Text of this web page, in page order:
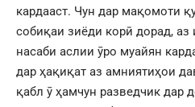
кардааст. Чун дар мақомоти
собиқаи зиёди корӣ дорад,
насаби аслии ӯро муайян
дар ҳақиқат аз амниятиҳои
қабл ӯ ҳамчун разведчик дар